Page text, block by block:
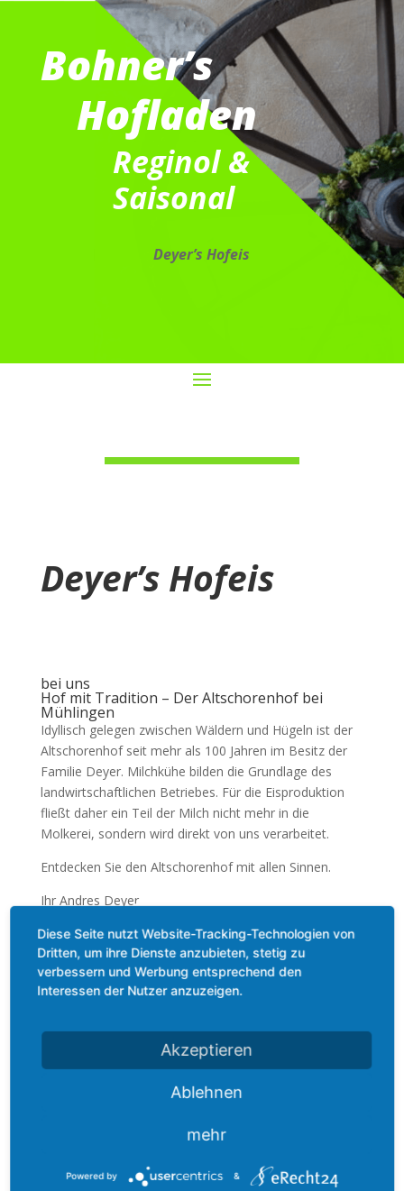
Bohner’s
Hofladen
Reginol &
Saisonal
Deyer’s Hofeis
Deyer’s Hofeis
bei uns
Hof mit Tradition – Der Altschorenhof bei
Mühlingen
Idyllisch gelegen zwischen Wäldern und Hügeln ist der
Altschorenhof seit mehr als 100 Jahren im Besitz der
Familie Deyer. Milchkühe bilden die Grundlage des
landwirtschaftlichen Betriebes. Für die Eisproduktion
fließt daher ein Teil der Milch nicht mehr in die
Molkerei, sondern wird direkt von uns verarbeitet.
Entdecken Sie den Altschorenhof mit allen Sinnen.
Ihr Andres Deyer
Diese Seite nutzt Website-Tracking-Technologien von
Dritten, um ihre Dienste anzubieten, stetig zu
verbessern und Werbung entsprechend den
Interessen der Nutzer anzuzeigen.
Akzeptieren
Ablehnen
mehr
Powered by &